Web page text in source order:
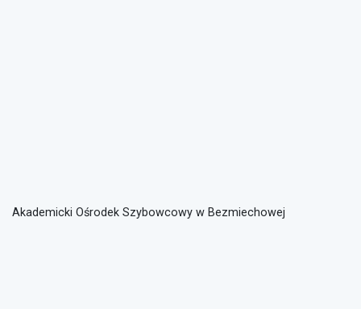
Akademicki Ośrodek Szybowcowy w Bezmiechowej